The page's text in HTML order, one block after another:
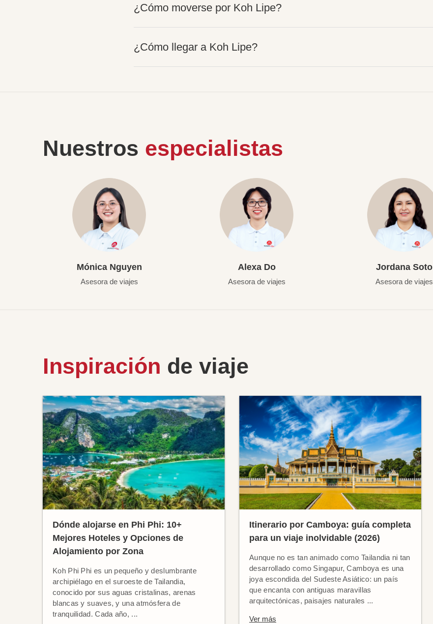
¿Cómo moverse por Koh Lipe?
¿Cómo llegar a Koh Lipe?
Nuestros especialistas
Mónica Nguyen
Asesora de viajes
Alexa Do
Asesora de viajes
Jordana Soto
Asesora de viajes
Inspiración de viaje
Dónde alojarse en Phi Phi: 10+
Mejores Hoteles y Opciones de
Alojamiento por Zona
Koh Phi Phi es un pequeño y deslumbrante
archipiélago en el suroeste de Tailandia,
conocido por sus aguas cristalinas, arenas
blancas y suaves, y una atmósfera de
tranquilidad. Cada año, ...
Itinerario por Camboya: guía completa
para un viaje inolvidable (2026)
Aunque no es tan animado como Tailandia ni tan
desarrollado como Singapur, Camboya es una
joya escondida del Sudeste Asiático: un país
que encanta con antiguas maravillas
arquitectónicas, paisajes naturales ...
Ver más